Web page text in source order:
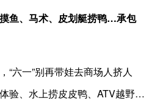
鱼、马术、皮划艇捞鸭…承包
“六一”别再带娃去商场人挤人
验、水上捞皮皮鸭、ATV越野…